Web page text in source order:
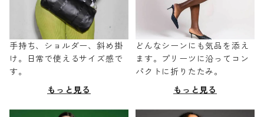
手持ち、ショルダー、斜め掛
け。日常で使えるサイズ感で
す。
もっと見る
どんなシーンにも気品を添え
ます。プリーツに沿ってコン
パクトに折りたたみ。
もっと見る